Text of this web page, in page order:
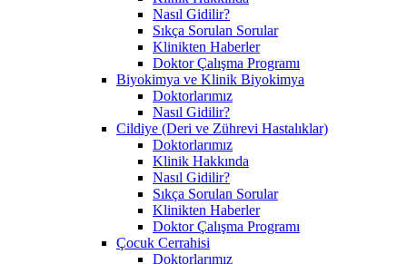
Nasıl Gidilir?
Sıkça Sorulan Sorular
Klinikten Haberler
Doktor Çalışma Programı
Biyokimya ve Klinik Biyokimya
Doktorlarımız
Nasıl Gidilir?
Cildiye (Deri ve Zührevi Hastalıklar)
Doktorlarımız
Klinik Hakkında
Nasıl Gidilir?
Sıkça Sorulan Sorular
Klinikten Haberler
Doktor Çalışma Programı
Çocuk Cerrahisi
Doktorlarımız